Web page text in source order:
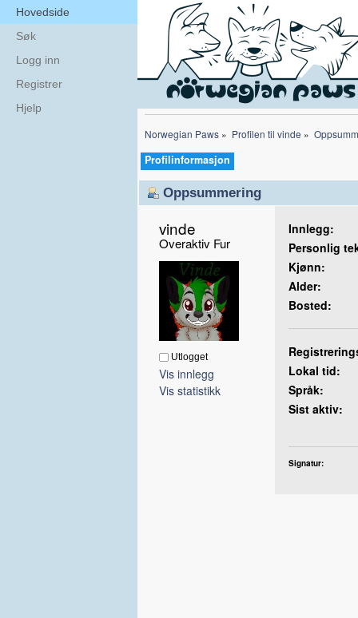
Hovedside
Søk
Logg inn
Registrer
Hjelp
Norwegian Paws » Profilen til vinde »
Profilinformasjon
Oppsummering
vinde
Overaktiv Fur
Utlogget
Vis innlegg
Vis statistikk
Innlegg:
Personlig
Kjønn:
Alder:
Bosted:
Lokal tid:
Språk:
Sist aktiv:
Signatur: